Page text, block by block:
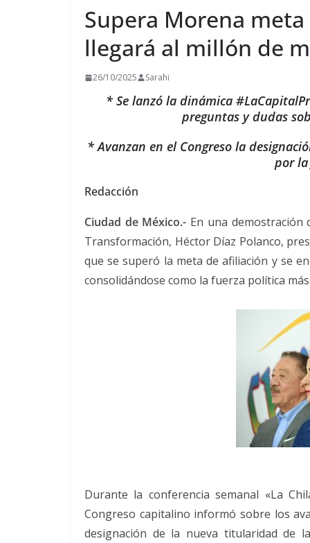
Supera Morena
llegará al millón de
26/10/2025 Sarahi
* Se lanzó la dinámica
preguntas y dudas
* Avanzan en el Congreso la
por la
Redacción
Ciudad de México.- En una
Transformación, Héctor Díaz Polanco,
que se superó la meta de afiliación y se
consolidándose como la fuerza política
Durante la conferencia semanal «La
Congreso capitalino informó sobre los
designación de la nueva titularidad de